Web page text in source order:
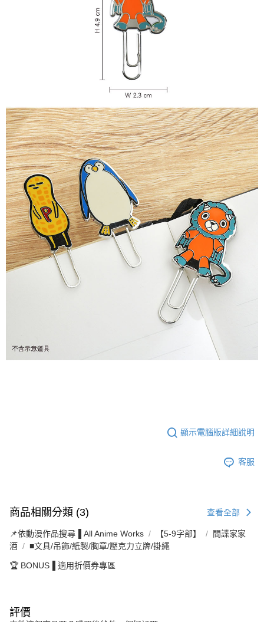
顯示電腦版詳細說明
客服
商品相關分類 (3) 查看全部
📌依動漫作品搜尋▐ All Anime Works 【5-9字部】
間諜家家
酒
■文具/吊飾/紙製/胸章/壓克力立牌/掛繩
🏆 BONUS▐ 適用折價券專區
評價